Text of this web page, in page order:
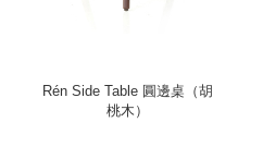
Rén Side Table 圓邊桌（胡
桃木）